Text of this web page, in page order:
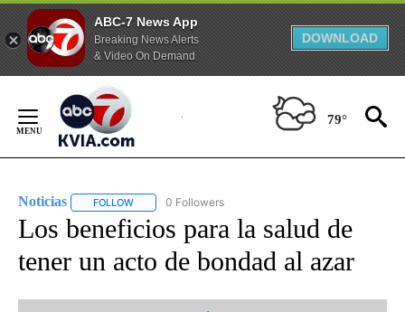
ABC-7 News App
Breaking News Alerts
& Video On Demand
DOWNLOAD
Content
79°
Noticias FOLLOW FOLLOW "NOTICIAS" TO RECEIVE NOTIFICATIONS
0 Followers
Los beneficios para la salud de
tener un acto de bondad al azar